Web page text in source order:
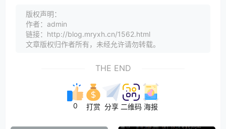
版权声明：
作者：admin
链接：http://blog.mryxh.cn/1562.html
文章版权归作者所有，未经允许请勿转载。
THE END
0 打赏 分享 二维码 海报